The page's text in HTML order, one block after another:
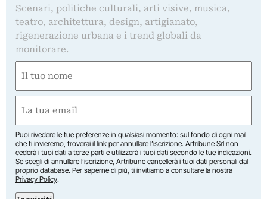
Scenari, politiche culturali, arti visive, musica,
teatro, architettura, design, artigianato,
rigenerazione urbana e i trend globali da
monitorare.
(Required)
First
(Required)
Puoi rivedere le tue preferenze in qualsiasi momento: sul fondo di ogni mail
che ti invieremo, troverai il link per annullare l’iscrizione. Artribune Srl non
cederà i tuoi dati a terze parti e utilizzerà i tuoi dati secondo le tue indicazioni.
Se scegli di annullare l’iscrizione, Artribune cancellerà i tuoi dati personali dal
proprio database. Per saperne di più, ti invitiamo a consultare la nostra
Privacy Policy.